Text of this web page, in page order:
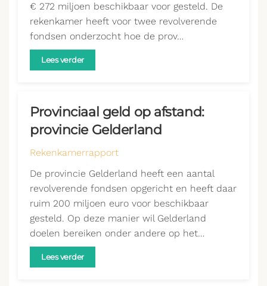
€ 272 miljoen beschikbaar voor gesteld. De
rekenkamer heeft voor twee revolverende
fondsen onderzocht hoe de prov…
Lees verder
Provinciaal geld op afstand:
provincie Gelderland
Rekenkamerrapport
De provincie Gelderland heeft een aantal
revolverende fondsen opgericht en heeft daar
ruim 200 miljoen euro voor beschikbaar
gesteld. Op deze manier wil Gelderland
doelen bereiken onder andere op het…
Lees verder